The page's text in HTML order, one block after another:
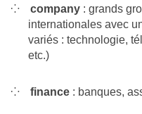
company : grands
internationales avec
variés : technologie,
etc.)
finance : banques,